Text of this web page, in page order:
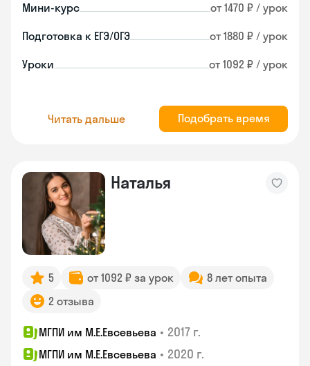
Мини-курс от 1470 ₽ / урок
Подготовка к ЕГЭ/ОГЭ от 1880 ₽ / урок
Уроки от 1092 ₽ / урок
Читать дальше Подобрать время
Наталья
5 от 1092 ₽ за урок
8 лет опыта
2 отзыва
МГПИ им М.Е.Евсевьева • 2017 г.
МГПИ им М.Е.Евсевьева • 2020 г.